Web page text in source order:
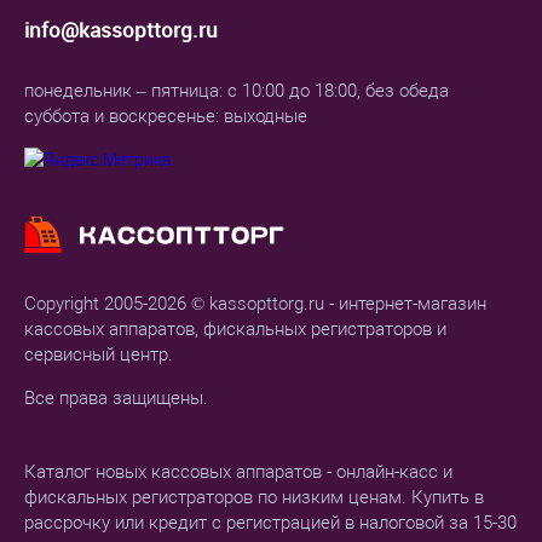
Copyright 2005-2026 © kassopttorg.ru - интернет-магазин
кассовых аппаратов, фискальных регистраторов и
сервисный центр.
Все права защищены.
Каталог новых кассовых аппаратов - онлайн-касс и
фискальных регистраторов по низким ценам. Купить в
рассрочку или кредит с регистрацией в налоговой за 15-30
info@kassopttorg.ru
понедельник – пятница: с 10:00 до 18:00, без обеда
суббота и воскресенье: выходные